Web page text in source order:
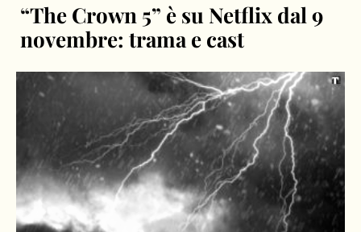
“The Crown 5” è su Netflix dal 9
novembre: trama e cast